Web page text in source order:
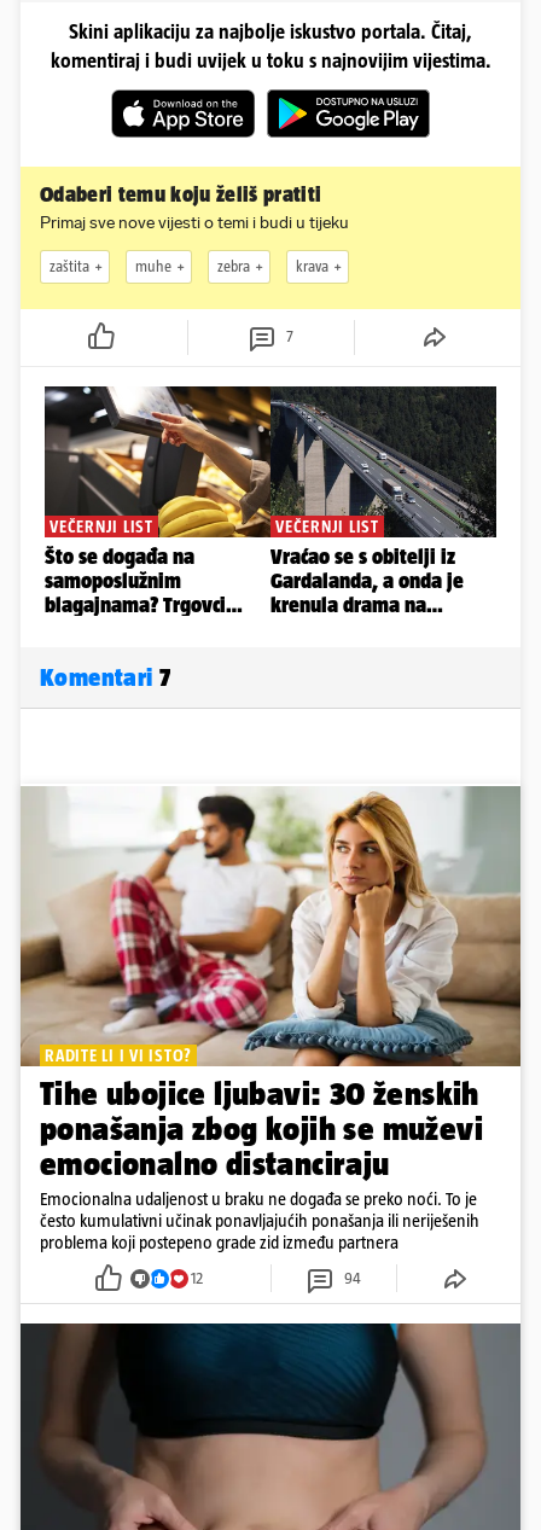
Skini aplikaciju za najbolje iskustvo portala. Čitaj,
komentiraj i budi uvijek u toku s najnovijim vijestima.
Odaberi temu koju želiš pratiti
Primaj sve nove vijesti o temi i budi u tijeku
zaštita muhe zebra krava
7
Komentari 7
RADITE LI I VI ISTO?
Tihe ubojice ljubavi: 30 ženskih
ponašanja zbog kojih se muževi
emocionalno distanciraju
Emocionalna udaljenost u braku ne događa se preko noći. To je
često kumulativni učinak ponavljajućih ponašanja ili neriješenih
problema koji postepeno grade zid između partnera
12 94